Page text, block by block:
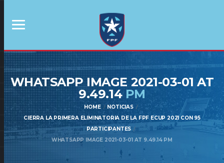
WHATSAPP IMAGE 2021-03-01 AT
9.49.14 PM
HOME
NOTICIAS
CIERRA LA PRIMERA ELIMINATORIA DE LA FPF ECUP 2021 CON 95
PARTICIPANTES
WHATSAPP IMAGE 2021-03-01 AT 9.49.14 PM